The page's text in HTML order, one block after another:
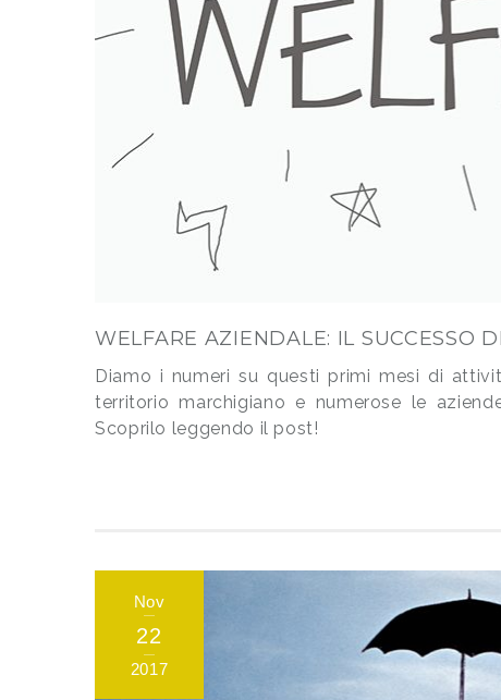
WELFARE AZIENDALE: IL SUCCESSO
Diamo i numeri su questi primi mesi di
territorio marchigiano e numerose le
Scoprilo leggendo il post!
Nov
22
2017